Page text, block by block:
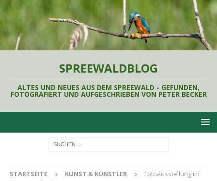
SPREEWALDBLOG
ALTES UND NEUES AUS DEM SPREEWALD - GEFUNDEN,
FOTOGRAFIERT UND AUFGESCHRIEBEN VON PETER BECKER
STARTSEITE KUNST & KÜNSTLER
Fotoausstellung im